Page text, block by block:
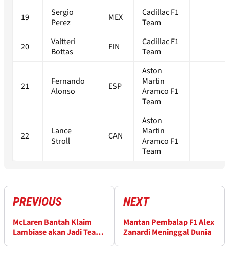
19
Sergio
Perez
MEX
Cadillac F1
Team
20
Valtteri
Bottas
FIN
Cadillac F1
Team
21
Fernando
Alonso
ESP
Aston
Martin
Aramco F1
Team
22
Lance
Stroll
CAN
Aston
Martin
Aramco F1
Team
PREVIOUS
McLaren Bantah Klaim
Lambiase akan Jadi Team
NEXT
Mantan Pembalap F1 Alex
Zanardi Meninggal Dunia